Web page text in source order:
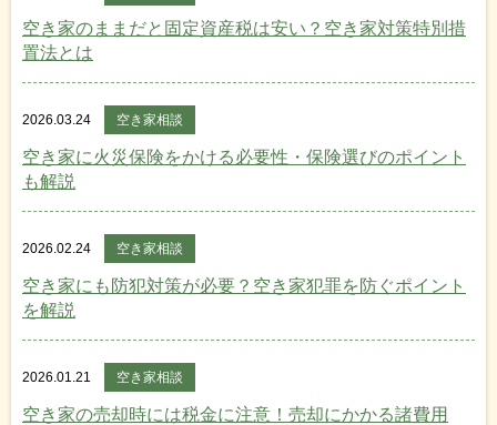
空き家のままだと固定資産税は安い？空き家対策特別措
置法とは
2026.03.24 空き家相談
空き家に火災保険をかける必要性・保険選びのポイント
も解説
2026.02.24 空き家相談
空き家にも防犯対策が必要？空き家犯罪を防ぐポイント
を解説
2026.01.21 空き家相談
空き家の売却時には税金に注意！売却にかかる諸費用